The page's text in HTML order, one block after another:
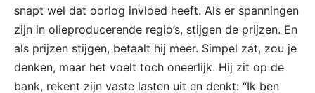
snapt wel dat oorlog invloed heeft. Als er spanningen
zijn in olieproducerende regio’s, stijgen de prijzen. En
als prijzen stijgen, betaalt hij meer. Simpel zat, zou je
denken, maar het voelt toch oneerlijk. Hij zit op de
bank, rekent zijn vaste lasten uit en denkt: “Ik ben